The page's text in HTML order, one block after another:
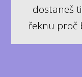
dostaneš
řeknu proč